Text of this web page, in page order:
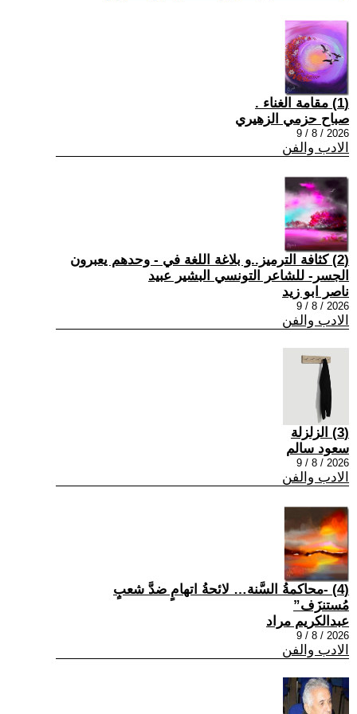
(1) مقامة الغناء .
صباح حزمي الزهيري
2026 / 8 / 9
الادب والفن
(2) كثافة الترميز..و بلاغة اللغة في - وحدهم يعبرون
الجسر- للشاعر التونسي البشير عبيد
ناصر ابو زيد
2026 / 8 / 9
الادب والفن
(3) الزلزلة
سعود سالم
2026 / 8 / 9
الادب والفن
(4) -محاكمةُ السَّنة… لائحةُ اتهامٍ ضدَّ شعبٍ
مُستنزَف”
عبدالكريم مراد
2026 / 8 / 9
الادب والفن